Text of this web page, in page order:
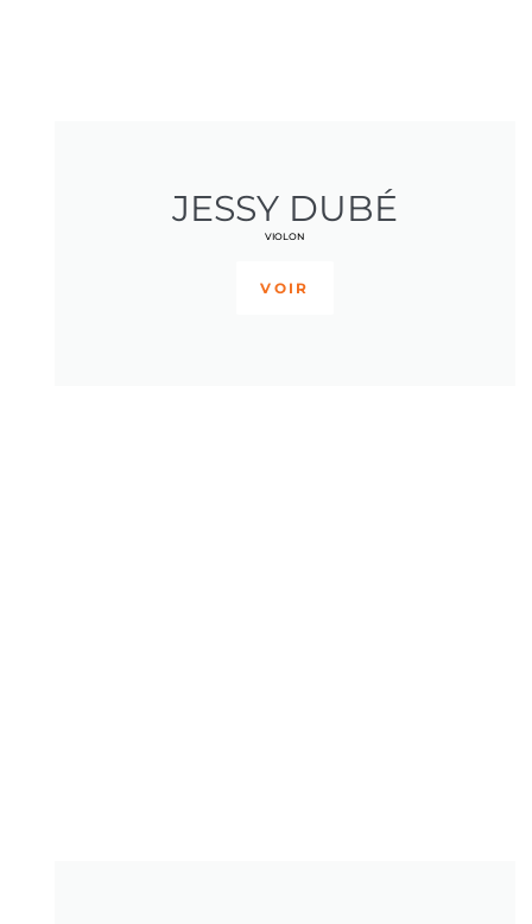
JESSY DUBÉ
VIOLON
VOIR